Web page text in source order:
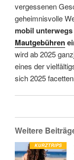
vergessenen
geheimnisvolle
mobil
Mautgebühren
wird ab 2025
eines der
sich 2025
Weitere
KURZTRIPS